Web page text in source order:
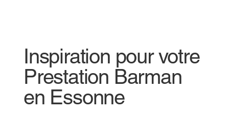
Inspiration pour votre
Prestation Barman
en Essonne